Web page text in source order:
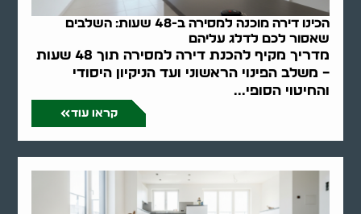
הכינו דירה מוכנה למסירה ב-48 שעות: השלבים
שאסור לכם לדלג עליהם
מדריך מקיף להכנת דירה למסירה תוך 48 שעות
– משלב הפינוי הראשוני ועד הניקיון היסודי
והחיטוי הסופי...
קראו עוד